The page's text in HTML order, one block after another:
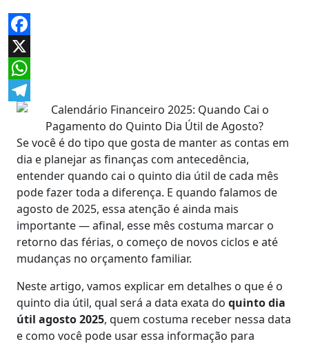
Facebook
X
WhatsApp
Telegram
Se você é do tipo que gosta de manter as contas em
dia e planejar as finanças com antecedência,
entender quando cai o quinto dia útil de cada mês
pode fazer toda a diferença. E quando falamos de
agosto de 2025, essa atenção é ainda mais
importante — afinal, esse mês costuma marcar o
retorno das férias, o começo de novos ciclos e até
mudanças no orçamento familiar.
Neste artigo, vamos explicar em detalhes o que é o
quinto dia útil, qual será a data exata do quinto dia
útil agosto 2025, quem costuma receber nessa data
e como você pode usar essa informação para